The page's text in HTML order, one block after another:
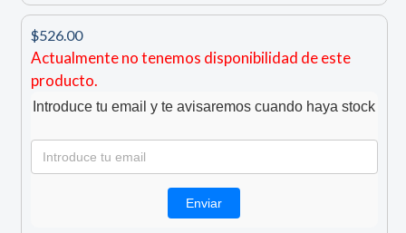
$526.00
Actualmente no tenemos disponibilidad de este
producto.
Introduce tu email y te avisaremos cuando haya stock